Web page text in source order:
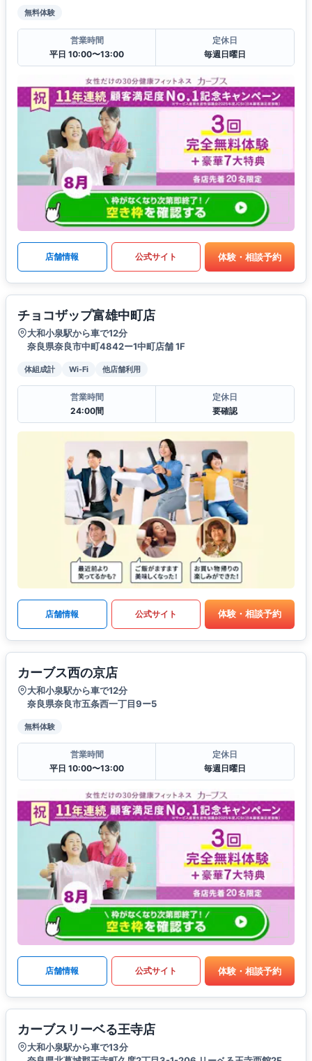
無料体験
営業時間
平日 10:00〜13:00
定休日
毎週日曜日
店舗情報 公式サイト 体験・相談予約
チョコザップ富雄中町店
大和小泉駅から車で12分
奈良県奈良市中町4842ー1中町店舗 1F
体組成計 Wi-Fi 他店舗利用
営業時間
24:00間
定休日
要確認
店舗情報 公式サイト 体験・相談予約
カーブス西の京店
大和小泉駅から車で12分
奈良県奈良市五条西一丁目9ー5
無料体験
営業時間
平日 10:00〜13:00
定休日
毎週日曜日
店舗情報 公式サイト 体験・相談予約
カーブスリーベる王寺店
大和小泉駅から車で13分